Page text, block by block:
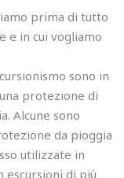
prima di tutto
e in cui vogliamo
sono in
protezione di
Alcune sono
da pioggia
utilizzate in
escursioni di più